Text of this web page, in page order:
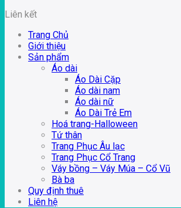
Liên kết
Trang Chủ
Giới thiệu
Sản phẩm
Áo dài
Áo Dài Cặp
Áo dài nam
Áo dài nữ
Áo Dài Trẻ Em
Hoá trang-Halloween
Tứ thân
Trang Phục Âu lạc
Trang Phục Cổ Trang
Váy bồng – Váy Múa – Cổ Vũ
Bà ba
Quy định thuê
Liên hệ